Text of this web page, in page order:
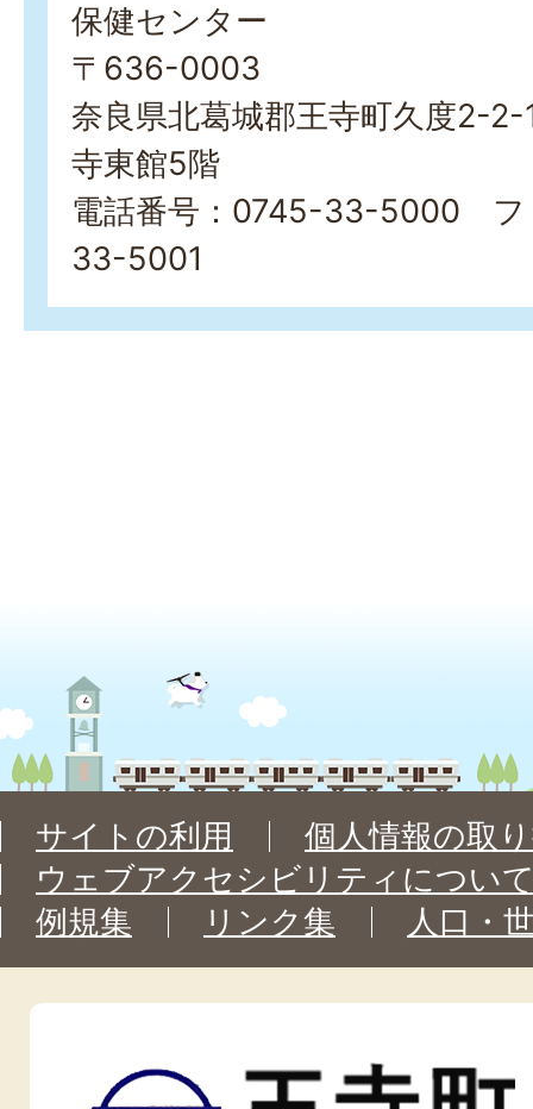
保健センター
〒636-0003
奈良県北葛城郡王寺町久度2-
寺東館5階
電話番号：0745-33-5000 フ
33-5001
サイトの利用
個人情報の取
ウェブアクセシビリティについ
例規集
リンク集 人口・
王